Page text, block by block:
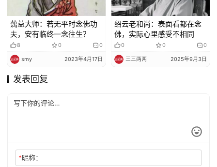
蕅益大师：若无平时念佛功
夫，安有临终一念往生？
8 0 0
smy 2023年4月17日
绍云老和尚：表面看都在念
佛，实际心里感受不相同
0 0 0
三三两两 2025年9月3日
发表回复
*昵称：